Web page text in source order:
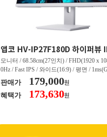
모니터 / 68.58cm(27인치) / FHD(1920 x
0Hz / Fast IPS / 와이드(16:9) / 평면 /
50nit / 1,000:1 / 헤드폰 아웃 / LED 조명 /
하) / 6kg / [색상영역] / sRGB:128% / Adobe
5% / DCI-P3:91% / NTSC:90% / [게임특화]
판매가 179,000원
혜택가 173,630원